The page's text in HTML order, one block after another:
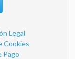
Legal
Cookies
Pago